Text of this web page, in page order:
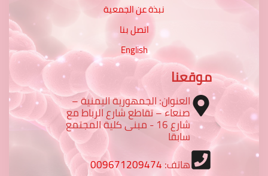
نبذة عن الجمعية
اتصل بنا
English
موقعنا
العنوان: الجمهورية اليمنية –
صنعاء – تقاطع شارع الرباط مع
شارع 16 - مبنى كلية المجتمع
سابقا
هاتف:009671209474